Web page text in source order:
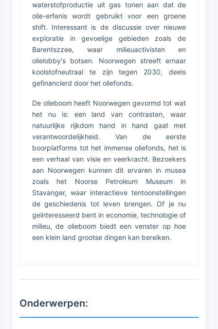
waterstofproductie uit gas tonen aan dat de
olie-erfenis wordt gebruikt voor een groene
shift. Interessant is de discussie over nieuwe
exploratie in gevoelige gebieden zoals de
Barentszzee, waar milieuactivisten en
olielobby's botsen. Noorwegen streeft ernaar
koolstofneutraal te zijn tegen 2030, deels
gefinancierd door het oliefonds.
De olieboom heeft Noorwegen gevormd tot wat
het nu is: een land van contrasten, waar
natuurlijke rijkdom hand in hand gaat met
verantwoordelijkheid. Van de eerste
boorplatforms tot het immense oliefonds, het is
een verhaal van visie en veerkracht. Bezoekers
aan Noorwegen kunnen dit ervaren in musea
zoals het Noorse Petroleum Museum in
Stavanger, waar interactieve tentoonstellingen
de geschiedenis tot leven brengen. Of je nu
geïnteresseerd bent in economie, technologie of
milieu, de olieboom biedt een venster op hoe
een klein land grootse dingen kan bereiken.
Onderwerpen: